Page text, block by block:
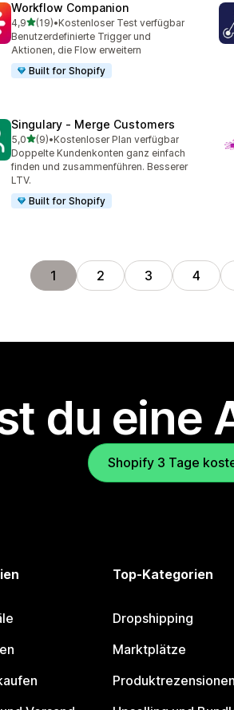
Workflow Companion
4,9von 5 Sternen
(19)
19 Rezensionen insgesamt
•Kostenloser Test verfügbar
Benutzerdefinierte Trigger und
Aktionen, die Flow erweitern
Built for Shopify
Singulary ‑ Merge Customers
5,0von 5 Sternen
(9)
9 Rezensionen insgesamt
•Kostenloser Plan verfügbar
Doppelte Kundenkonten ganz einfach
finden und zusammenführen. Besserer
LTV.
Built for Shopify
1 2 3 4
du eine
Shopify 3 Tage
Top-Kategorien
Dropshipping
Marktplätze
Produktrezensionen